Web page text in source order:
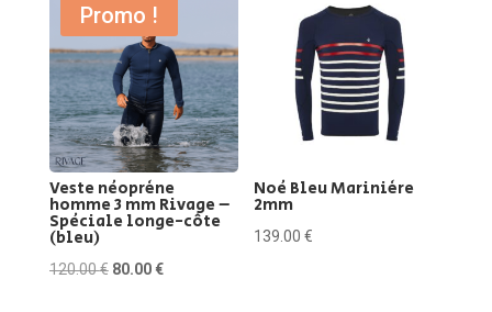
Promo !
Veste néoprène
homme 3 mm Rivage –
Spéciale longe-côte
(bleu)
120.00€ Le
80.00€Le
Noé Bleu Marinière
2mm
139.00€